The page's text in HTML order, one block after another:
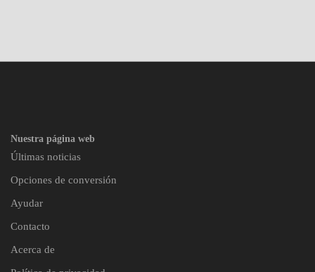
Nuestra página web
Últimas noticias
Opciones de conversión
Ayudar
Contacto
Acerca de